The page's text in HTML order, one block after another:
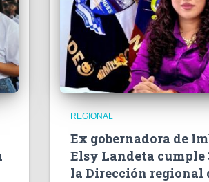
REGIONAL
Ex gobernadora de
Elsy Landeta cumple
la Dirección regional